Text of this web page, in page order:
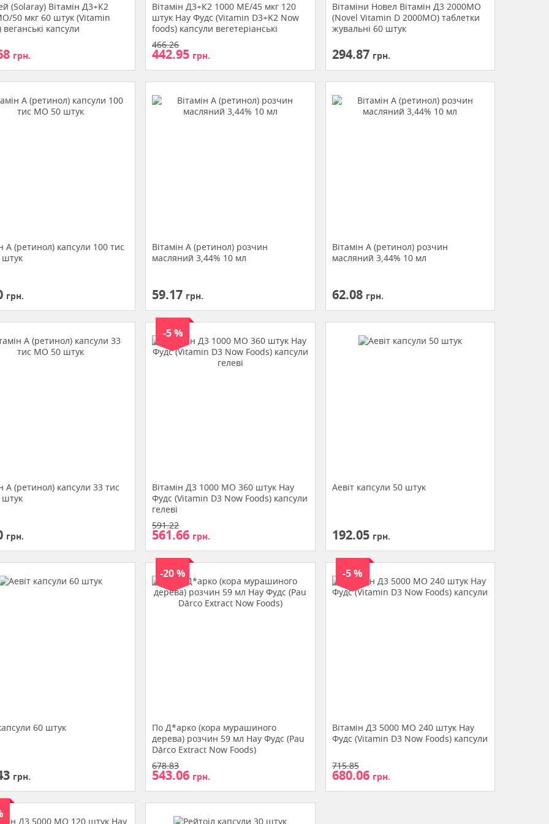
(Solaray) Вітамін Д3+К2
50 мкг 60 штук (Vitamin
веганські капсули
грн.
Вітамін Д3+К2 1000 ME/45 мкг 120
штук Нау Фудс (Vitamin D3+K2 Now
foods) капсули вегетеріанські
466.26
442.95 грн.
Вітаміни Новел Вітамін Д3 2000МО
(Novel Vitamin D 2000MO) таблетки
жувальні 60 штук
294.87 грн.
A (ретинол) капсули 100 тис
грн.
Вітамін A (ретинол) розчин
масляний 3,44% 10 мл
59.17 грн.
Вітамін A (ретинол) розчин
масляний 3,44% 10 мл
62.08 грн.
A (ретинол) капсули 33 тис
грн.
-5 %
Вітамін Д3 1000 МО 360 штук Нау
Фудс (Vitamin D3 Now Foods) капсули
гелеві
591.22
561.66 грн.
Аевіт капсули 50 штук
192.05 грн.
60 штук
грн.
-20 %
По Д*арко (кора мурашиного
дерева) розчин 59 мл Нау Фудс (Pau
D`arco Extract Now Foods)
678.83
543.06 грн.
-5 %
Вітамін Д3 5000 МО 240 штук Нау
Фудс (Vitamin D3 Now Foods) капсули
715.85
680.06 грн.